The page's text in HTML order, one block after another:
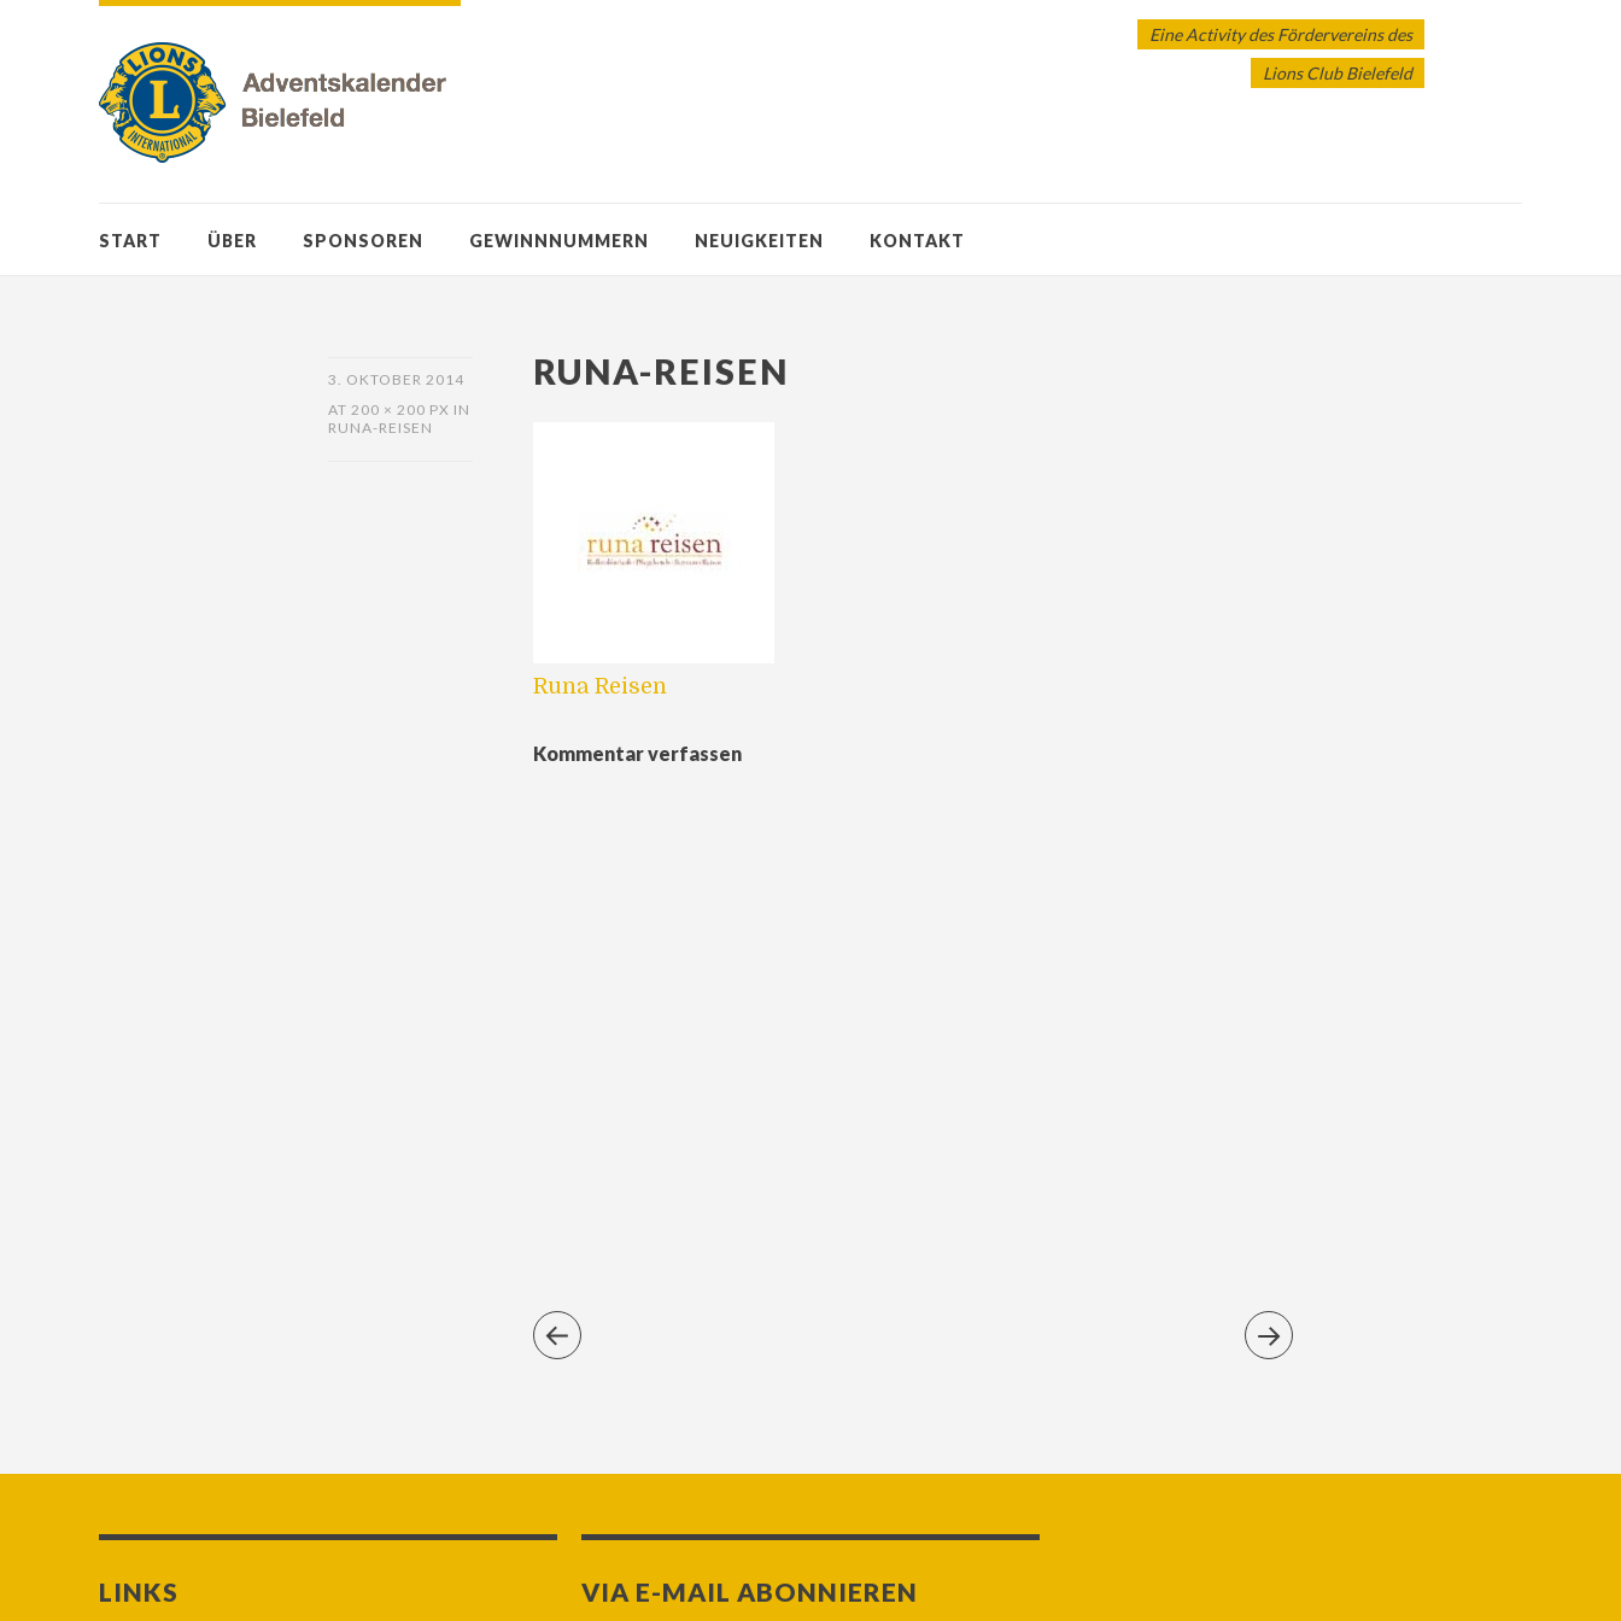
Eine Activity des Fördervereins des
Lions Club Bielefeld
START ÜBER SPONSOREN GEWINNNUMMERN NEUIGKEITEN KONTAKT
3. OKTOBER 2014
AT 200 × 200 PX IN
RUNA-REISEN
RUNA-REISEN
Runa Reisen
Kommentar verfassen
LINKS VIA E-MAIL ABONNIEREN